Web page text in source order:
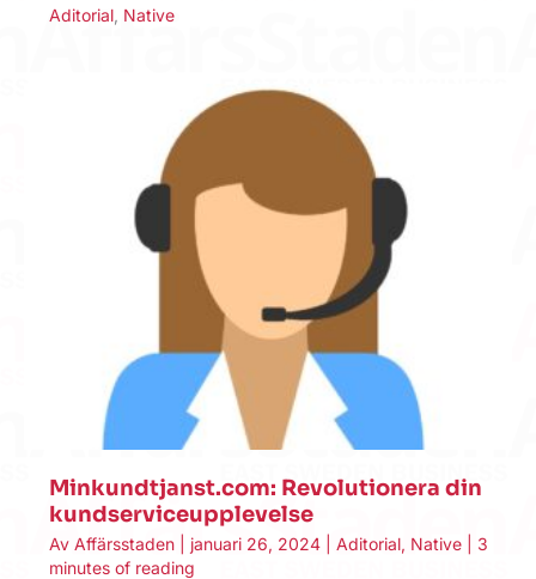
Aditorial Native
Minkundtjanst.com: Revolutionera din
kundserviceupplevelse
Av Affärsstaden januari 26, 2024 Aditorial, Native
3
minutes of reading